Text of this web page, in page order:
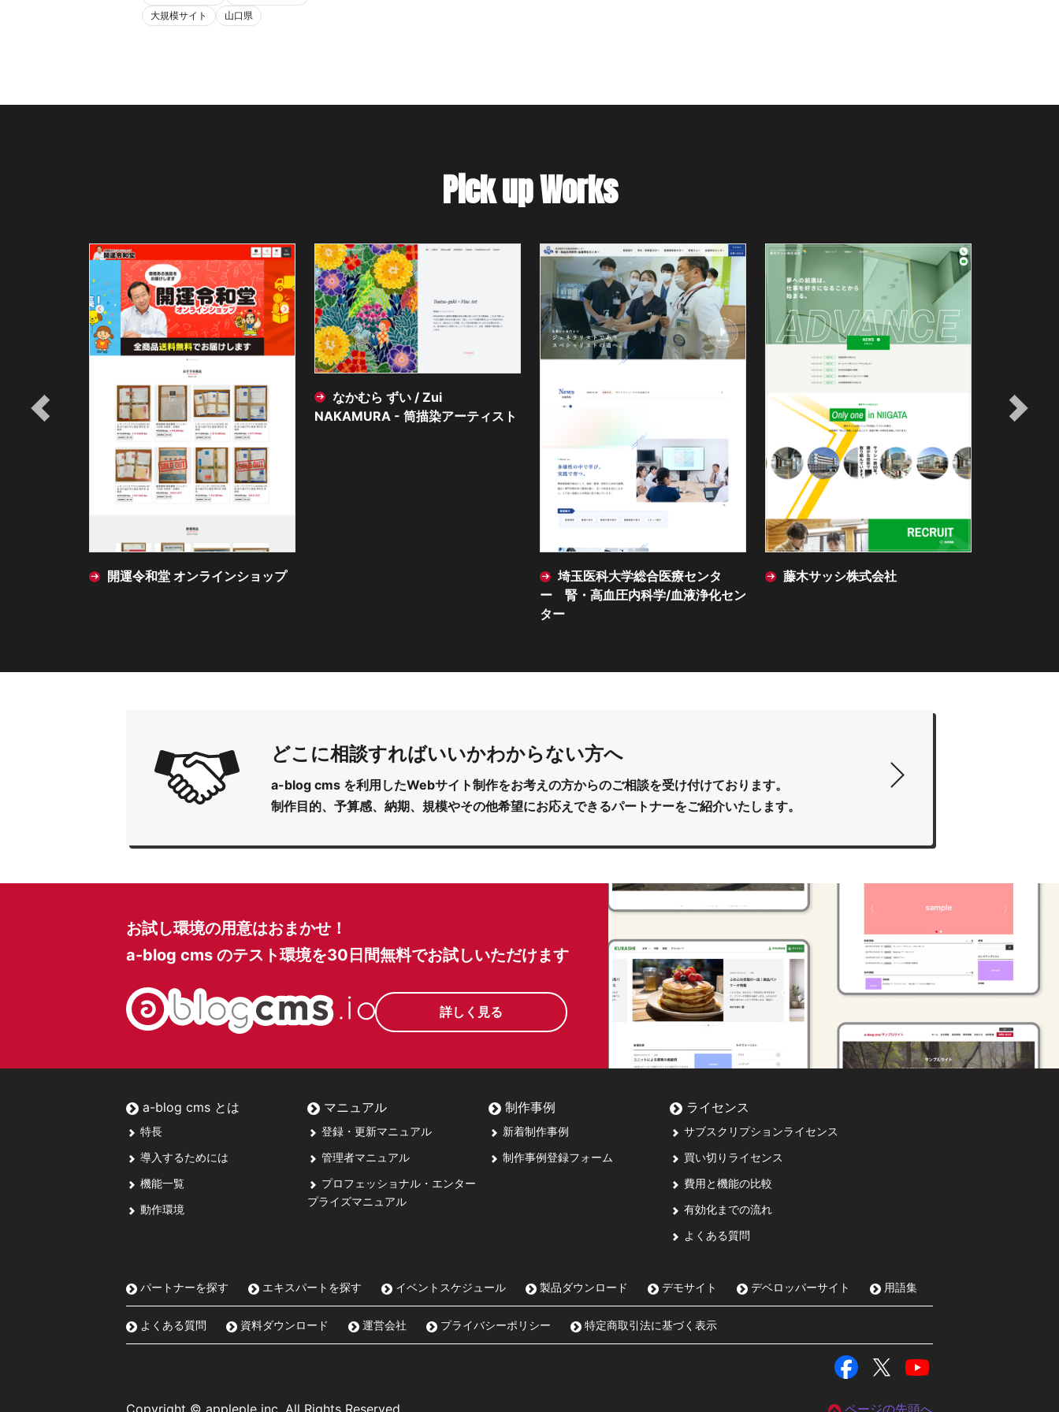
大規模サイト
山口県
Pick up Works
ラインショップ
なかむら ずい / Zui
NAKAMURA - 筒描染アーティスト
埼玉医科大学総合医療センタ
ー 腎・高血圧内科学/血液浄化セン
藤木サッシ株式会社 新潟メスキュード株式会社
どこに相談すればいいかわからない方へ
a-blog cms を利用したWebサイト制作をお考えの方からのご相談を受け付けております。
制作目的、予算感、納期、規模やその他希望にお応えできるパートナーをご紹介いたします。
お試し環境の用意はおまかせ！
a-blog cms のテスト環境を30日間無料でお試しいただけます
詳しく見る
a-blog cms とは
特長
導入するためには
機能一覧
動作環境
マニュアル
登録・更新マニュアル
管理者マニュアル
プロフェッショナル・エンター
プライズマニュアル
制作事例
新着制作事例
制作事例登録フォーム
ライセンス
サブスクリプションライセンス
買い切りライセンス
費用と機能の比較
有効化までの流れ
よくある質問
パートナーを探す エキスパートを探す イベントスケジュール 製品ダウンロード デモサイト デベロッパーサイト 用語集
よくある質問 資料ダウンロード 運営会社 プライバシーポリシー 特定商取引法に基づく表示